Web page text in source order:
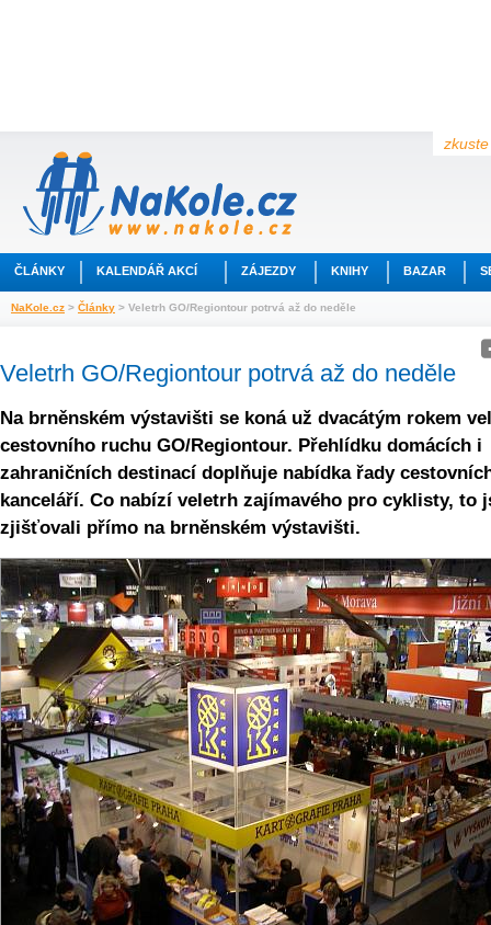
ČLÁNKY KALENDÁŘ AKCÍ ZÁJEZDY KNIHY BAZAR
NaKole.cz > Články > Veletrh GO/Regiontour potrvá až do neděle
Veletrh GO/Regiontour potrvá až do neděle
Na brněnském výstavišti se koná už dvacátým rokem
cestovního ruchu GO/Regiontour. Přehlídku domácích i
zahraničních destinací doplňuje nabídka řady
kanceláří. Co nabízí veletrh zajímavého pro cyklisty, to
zjišťovali přímo na brněnském výstavišti.